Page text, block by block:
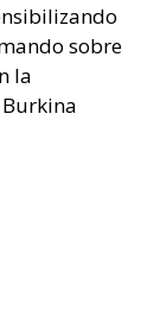
sobre
la